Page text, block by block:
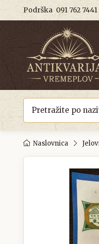
Podrška 091 762 7441
Naslovnica